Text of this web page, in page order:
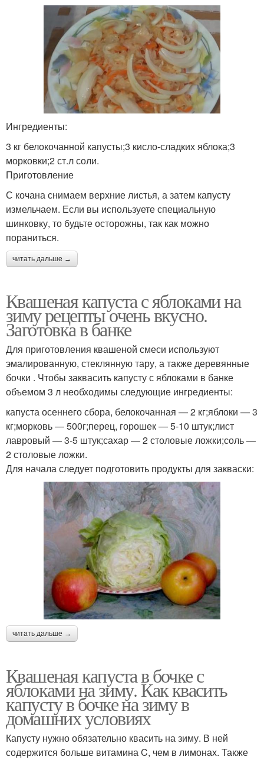
Ингредиенты:
3 кг белокочанной капусты;3 кисло-сладких яблока;3
морковки;2 ст.л соли.
Приготовление
С кочана снимаем верхние листья, а затем капусту
измельчаем. Если вы используете специальную
шинковку, то будьте осторожны, так как можно
пораниться.
читать дальше →
Квашеная капуста с яблоками на
зиму рецепты очень вкусно.
Заготовка в банке
Для приготовления квашеной смеси используют
эмалированную, стеклянную тару, а также деревянные
бочки . Чтобы заквасить капусту с яблоками в банке
объемом 3 л необходимы следующие ингредиенты:
капуста осеннего сбора, белокочанная — 2 кг;яблоки — 3
кг;морковь — 500г;перец, горошек — 5-10 штук;лист
лавровый — 3-5 штук;сахар — 2 столовые ложки;соль —
2 столовые ложки.
Для начала следует подготовить продукты для закваски:
читать дальше →
Квашеная капуста в бочке с
яблоками на зиму. Как квасить
капусту в бочке на зиму в
домашних условиях
Капусту нужно обязательно квасить на зиму. В ней
содержится больше витамина C, чем в лимонах. Также